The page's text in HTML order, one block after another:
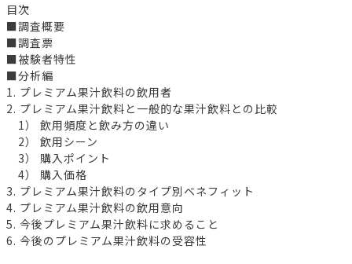
目次
■調査概要
■調査票
■被験者特性
■分析編
1. プレミアム果汁飲料の飲用者
2. プレミアム果汁飲料と一般的な果汁飲料との比較
1） 飲用頻度と飲み方の違い
2） 飲用シーン
3） 購入ポイント
4） 購入価格
3. プレミアム果汁飲料のタイプ別ベネフィット
4. プレミアム果汁飲料の飲用意向
5. 今後プレミアム果汁飲料に求めること
6. 今後のプレミアム果汁飲料の受容性